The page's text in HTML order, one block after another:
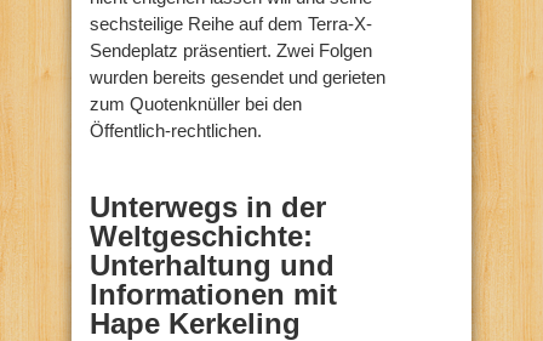
sechsteilige Reihe auf dem Terra-X-
Sendeplatz präsentiert. Zwei Folgen
wurden bereits gesendet und gerieten
zum Quotenknüller bei den
Öffentlich-rechtlichen.
Unterwegs in der
Weltgeschichte:
Unterhaltung und
Informationen mit
Hape Kerkeling